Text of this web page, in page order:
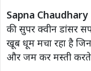
Sapna
की सुपर क्वीन डांसर
खूब धूम मचा रहा है
और जम कर मस्ती